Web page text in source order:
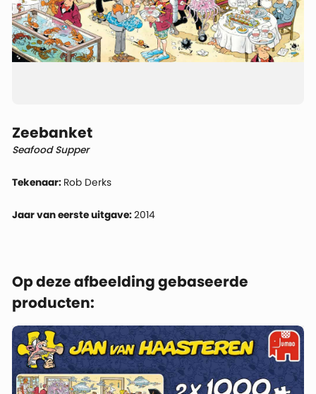
Zeebanket
Seafood Supper
Tekenaar: Rob Derks
Jaar van eerste uitgave:2014
Op deze afbeelding gebaseerde
producten: